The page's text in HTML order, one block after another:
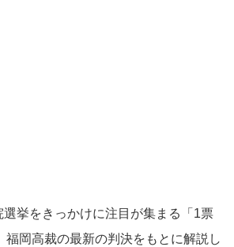
挙をきっかけに注目が集まる「1票
福岡高裁の最新の判決をもとに解説し